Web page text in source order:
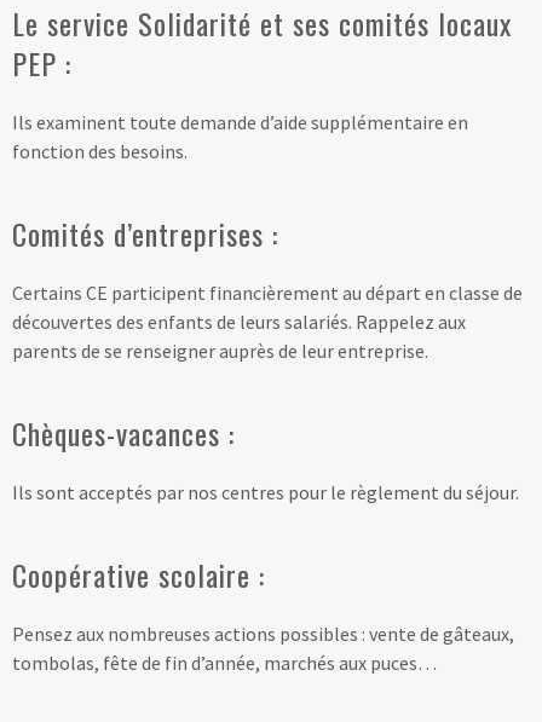
Le service Solidarité et ses comités locaux
PEP :
Ils examinent toute demande d’aide supplémentaire en
fonction des besoins.
Comités d’entreprises :
Certains CE participent financièrement au départ en classe de
découvertes des enfants de leurs salariés. Rappelez aux
parents de se renseigner auprès de leur entreprise.
Chèques-vacances :
Ils sont acceptés par nos centres pour le règlement du séjour.
Coopérative scolaire :
Pensez aux nombreuses actions possibles : vente de gâteaux,
tombolas, fête de fin d’année, marchés aux puces…